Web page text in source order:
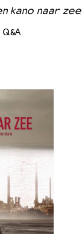
kano naar zee